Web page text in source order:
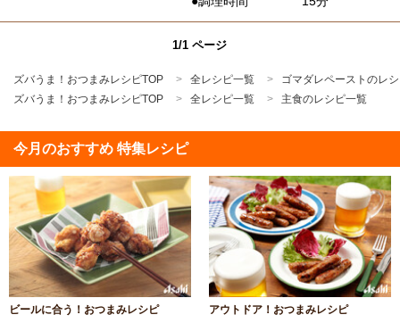
1/1 ページ
ズバうま！おつまみレシピTOP 全レシピ一覧
ゴマダレペーストのレ
ズバうま！おつまみレシピTOP
全レシピ一覧 主食のレシピ一覧
今月のおすすめ 特集レシピ
ビールに合う！おつまみレシピ アウトドア！おつまみレシピ